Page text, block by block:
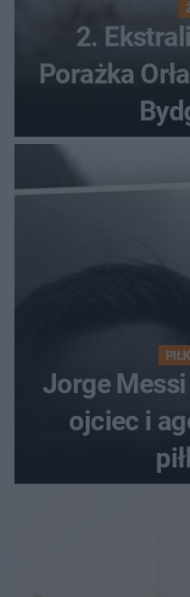
2.
Porażka
Jorge Messi
ojciec i